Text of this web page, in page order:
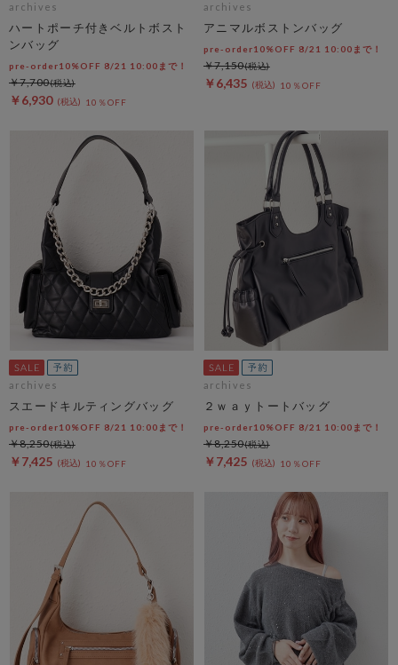
archives
ハートポーチ付きベルトボスト
ンバッグ
pre-order10%OFF 8/21 10:00まで！
￥6,930 10％OFF
￥7,700
archives
アニマルボストンバッグ
pre-order10%OFF 8/21 10:00まで！
￥6,435 10％OFF
￥7,150
archives
スエードキルティングバッグ
pre-order10%OFF 8/21 10:00まで！
￥7,425 10％OFF
￥8,250
archives
２ｗａｙトートバッグ
pre-order10%OFF 8/21 10:00まで！
￥7,425 10％OFF
￥8,250